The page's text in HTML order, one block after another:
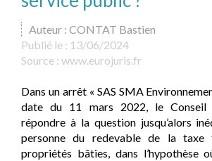
Auteur : CONTAT Bastien
Publié le : 13/06/2024
Source : www.eurojuris.fr
Dans un arrêt « SAS SMA
date du 11 mars 2022, le Conseil
répondre à la question jusqu’alors
personne du redevable de la taxe
propriétés bâties, dans l’hypothèse